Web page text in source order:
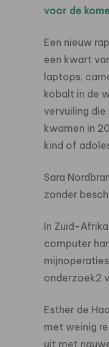
voor de
Een nieuw
een kwart
laptops,
kobalt in de
vervuiling
kwamen in
kind of
Sara
zonder
In Zuid-
computer
onderzoek2
Esther de
met weinig
uit met